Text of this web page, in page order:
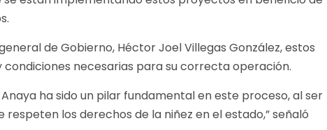
de Gobierno, Héctor Joel Villegas González, estos
necesarias para su correcta operación.
ha sido un pilar fundamental en este proceso, al ser
los derechos de la niñez en el estado,” señaló